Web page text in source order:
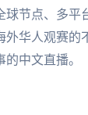
球节点、多平
外华人观赛
中文直播。